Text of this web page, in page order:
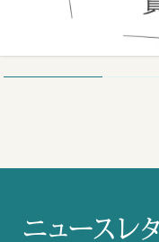
ニュースレ